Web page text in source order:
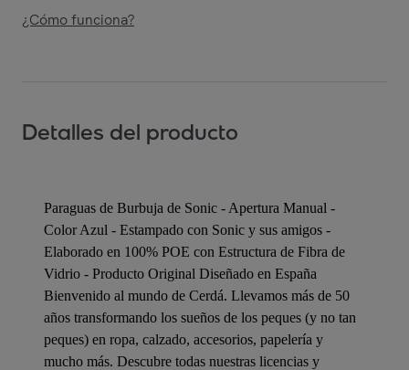
¿Cómo funciona?
Detalles del producto
Paraguas de Burbuja de Sonic - Apertura Manual -
Color Azul - Estampado con Sonic y sus amigos -
Elaborado en 100% POE con Estructura de Fibra de
Vidrio - Producto Original Diseñado en España
Bienvenido al mundo de Cerdá. Llevamos más de 50
años transformando los sueños de los peques (y no tan
peques) en ropa, calzado, accesorios, papelería y
mucho más. Descubre todas nuestras licencias y